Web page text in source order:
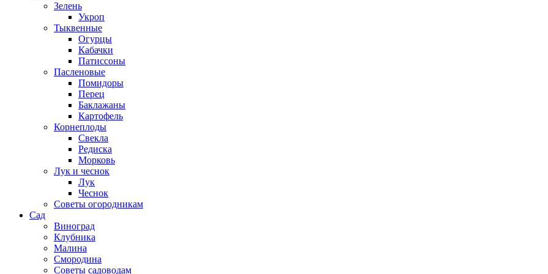
Зелень
Укроп
Тыквенные
Огурцы
Кабачки
Патиссоны
Пасленовые
Помидоры
Перец
Баклажаны
Картофель
Корнеплоды
Свекла
Редиска
Морковь
Лук и чеснок
Лук
Чеснок
Советы огородникам
Сад
Виноград
Клубника
Малина
Смородина
Советы садоводам